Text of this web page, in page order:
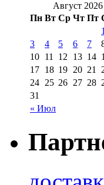
Август 2026
Пн Вт Ср Чт Пт
« Июл
1
3
4 5 6 7
10 11 12 13 14
17 18 19 20 21
24 25 26 27 28
31